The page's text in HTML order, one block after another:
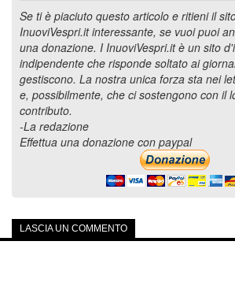
Se ti è piaciuto questo articolo e ritieni il
InuoviVespri.it interessante, se vuoi puoi
una donazione. I InuoviVespri.it è un sito
indipendente che risponde soltato ai
gestiscono. La nostra unica forza sta nei
e, possibilmente, che ci sostengono con il
contributo.
-La redazione
Effettua una donazione con paypal
LASCIA UN COMMENTO